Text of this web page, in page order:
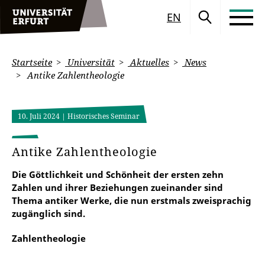
EN
Startseite Universität Aktuelles
News
Antike Zahlentheologie
10. Juli 2024 | Historisches Seminar
Antike Zahlentheologie
Die Göttlichkeit und Schönheit der ersten zehn
Zahlen und ihrer Beziehungen zueinander sind
Thema antiker Werke, die nun erstmals zweisprachig
zugänglich sind.
Zahlentheologie